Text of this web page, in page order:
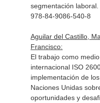
segmentación laboral.
978-84-9086-540-8
Aguilar del Castillo,
Francisco:
El trabajo como
internacional ISO
implementación de
Naciones Unidas
oportunidades y